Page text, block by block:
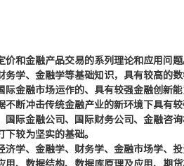
和金融产品交易的系列理论和应用问
学、金融学等基础知识，具有较高的
金融市场运作的、具有较强金融创新
断冲击传统金融产业的新环境下具有
际金融公司、国际财务公司、金融咨
较为坚实的基础。
学、金融学、财务学、金融市场学、